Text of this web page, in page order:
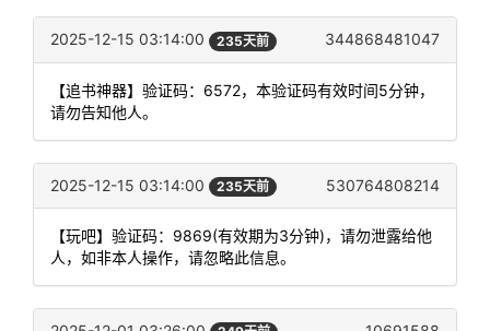
2025-12-15 03:14:00 235天前 344868481047
【追书神器】验证码：6572，本验证码有效时间5分钟，
请勿告知他人。
2025-12-15 03:14:00 235天前 530764808214
【玩吧】验证码：9869(有效期为3分钟)，请勿泄露给他
人，如非本人操作，请忽略此信息。